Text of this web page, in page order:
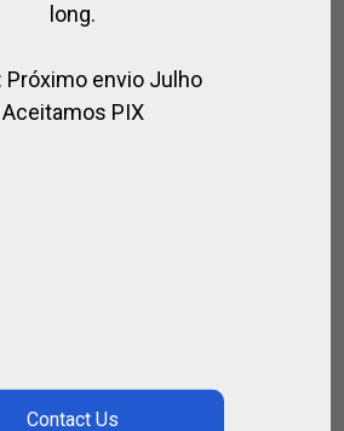
DOLFINA POLO TEAM 2024
long.
Próximo envio Julho
Aceitamos PIX